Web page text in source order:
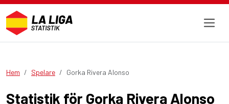
Hem Spelare Gorka Rivera Alonso
Statistik för Gorka Rivera Alonso